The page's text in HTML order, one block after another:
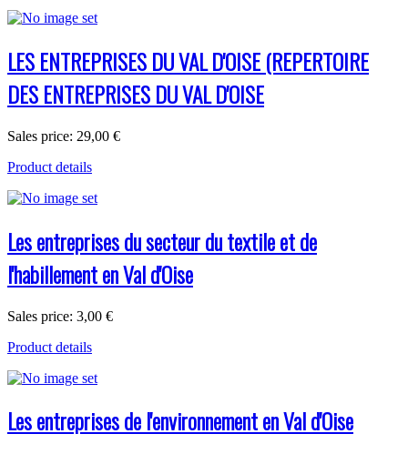
LES ENTREPRISES DU VAL D'OISE (REPERTOIRE
DES ENTREPRISES DU VAL D'OISE
Sales price: 29,00 €
Product details
Les entreprises du secteur du textile et de
l'habillement en Val d'Oise
Sales price: 3,00 €
Product details
Les entreprises de l'environnement en Val d'Oise